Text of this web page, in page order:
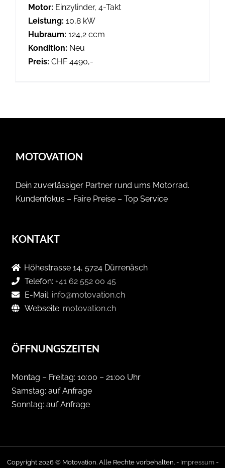
Motor: Einzylinder, 4-Takt
Leistung: 10,8 kW
Hubraum: 124,2 ccm
Kondition: Neu
Preis: CHF 4490,-
MOTOVATION
Dein zuverlässiger Partner rund ums Motorrad.
Kundenfokus – Faire Preise – Top Service
KONTAKT
Höhestrasse 14, 5724 Dürrenäsch
Telefon: +41 62 552 00 45
E-Mail: info@motovation.ch
Webseite: motovation.ch
ÖFFNUNGSZEITEN
Montag – Freitag: 10:00 – 21:00 Uhr
Samstag: auf Anfrage
Sonntag: auf Anfrage
Copyright 2026 © Motovation. Alle Rechte vorbehalten. - Impressum -